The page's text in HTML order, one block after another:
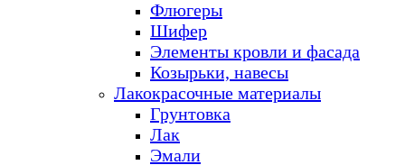
Флюгеры
Шифер
Элементы кровли и фасада
Козырьки, навесы
Лакокрасочные материалы
Грунтовка
Лак
Эмали